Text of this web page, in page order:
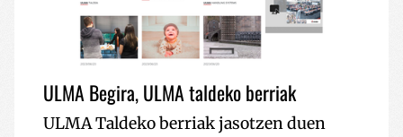
ULMA Begira, ULMA taldeko berriak
ULMA Taldeko berriak jasotzen duen